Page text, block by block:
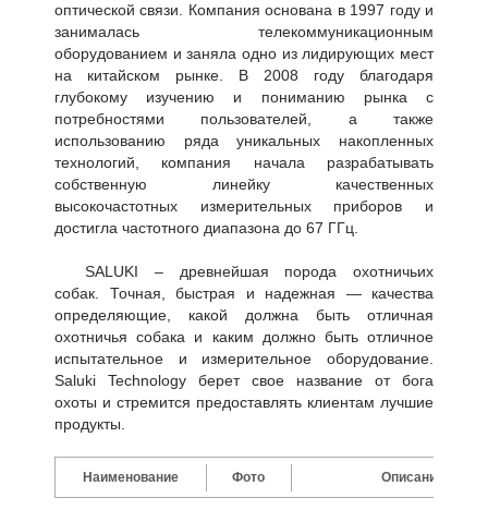
оптической связи. Компания основана в 1997 году и
занималась телекоммуникационным
оборудованием и заняла одно из лидирующих мест
на китайском рынке. В 2008 году благодаря
глубокому изучению и пониманию рынка с
потребностями пользователей, а также
использованию ряда уникальных накопленных
технологий, компания начала разрабатывать
собственную линейку качественных
высокочастотных измерительных приборов и
достигла частотного диапазона до 67 ГГц.
SALUKI – древнейшая порода охотничьих
собак. Точная, быстрая и надежная — качества
определяющие, какой должна быть отличная
охотничья собака и каким должно быть отличное
испытательное и измерительное оборудование.
Saluki Technology берет свое название от бога
охоты и стремится предоставлять клиентам лучшие
продукты.
Наименование Фото Описание